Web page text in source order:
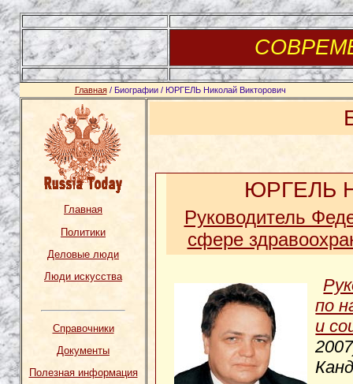
Главная/ Биографии / ЮРГЕЛЬ Николай Викторович
Главная
Политики
Деловые люди
Люди искусства
Справочники
Документы
Полезная информация
ЮРГЕЛЬ
Руководитель
сфере
по
и